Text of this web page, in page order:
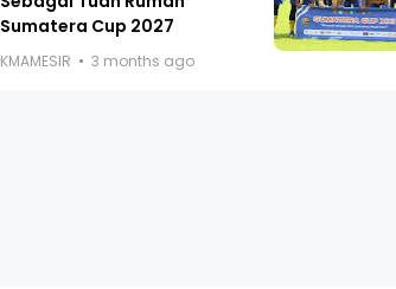
Sumatera Cup 2027
KMAMESIR 3 months ago